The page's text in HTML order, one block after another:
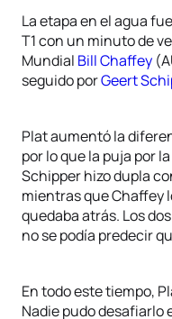
La etapa en el agua
T1 con un minuto de
Mundial Bill Chaffey
seguido porGeert
Plat aumentó la
por lo que la puja por
Schipper hizo dupla
mientras que Chaffey
quedaba atrás. Los
no se podía predecir
En todo este tiempo,
Nadie pudo desafiarlo